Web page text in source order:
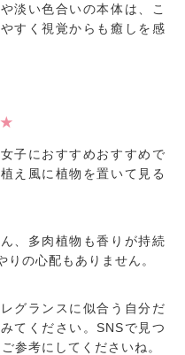
淡い色合いの本体は、こ
すく視覚からも癒しを感
★
子におすすめおすすめで
え風に植物を置いて見る
、多肉植物も香りが持続
の心配もありません。
グランスに似合う自分だ
てください。SNSで見つ
参考にしてくださいね。